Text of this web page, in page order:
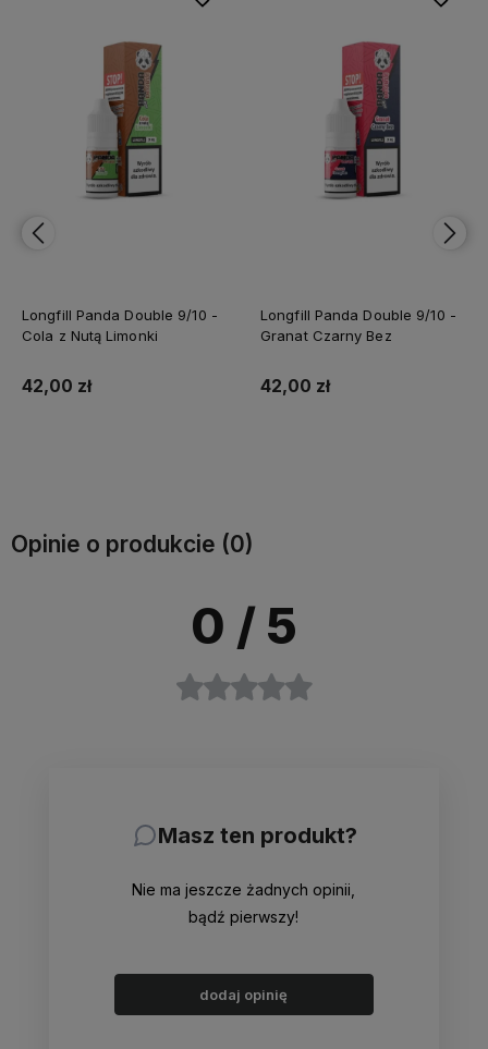
Longfill Panda Double 9/10 -
Cola z Nutą Limonki
42,00 zł
Longfill Panda Double 9/10 -
Granat Czarny Bez
42,00 zł
Opinie o produkcie (0)
0 / 5
Masz ten produkt?
Nie ma jeszcze żadnych opinii,
bądź pierwszy!
dodaj opinię